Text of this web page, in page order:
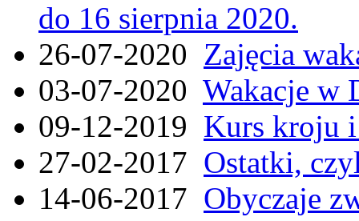
do 16 sierpnia 2020.
26-07-2020 Zajęcia
03-07-2020 Wakacje w
09-12-2019 Kurs kroju i
27-02-2017 Ostatki,
14-06-2017 Obyczaje